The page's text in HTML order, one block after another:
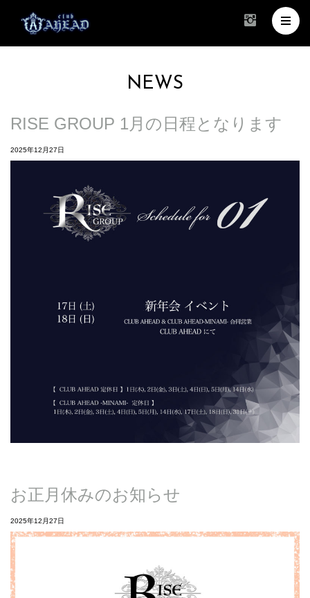
NEWS
RISE GROUP 1月の日程となります
2025年12月27日
お正月休みのお知らせ
2025年12月27日